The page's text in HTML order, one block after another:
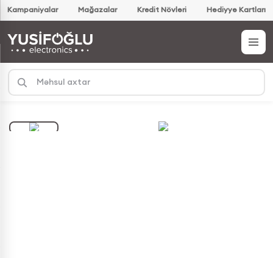
Kampaniyalar Mağazalar Kredit Növləri Hədiyyə Kartları